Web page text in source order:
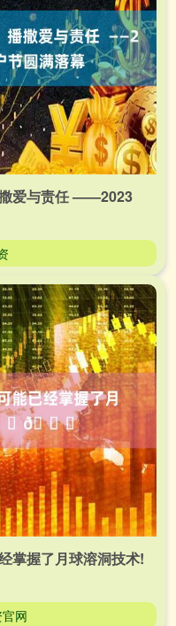
爱与责任 ——2023
掌握了月球溶洞技术!
网